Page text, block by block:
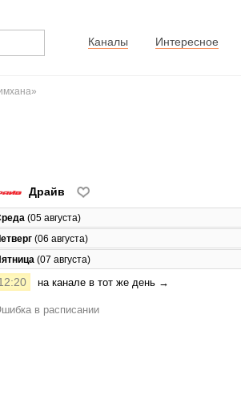
Каналы Интересное
Драйв
(05 августа)
(06 августа)
(07 августа)
на канале в тот же день →
в расписании